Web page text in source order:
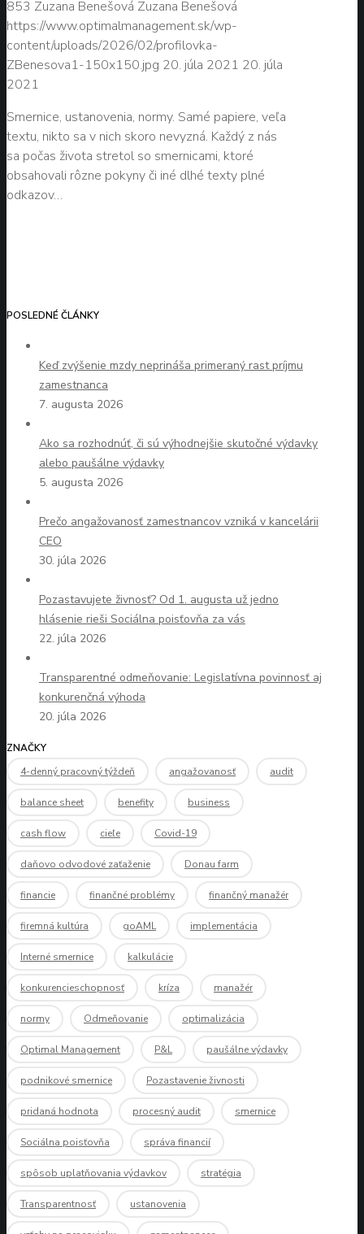
853 Zuzana Benešová Zuzana Benešová
https://www.optimalmanagement.sk/wp-
content/uploads/2026/02/profilovka-
ZBenesova1-150x150.jpg 20. júla 2021 20. júla
2021
Smernice, ustanovenia, normy. Samé papiere, veľa
textu, nikto sa v nich skoro nevyzná. Každý z nás
sa počas života stretol so smernicami, ktoré
obsahovali rôzne pokyny či iné dlhé texty plné
odkazov…
POSLEDNÉ ČLÁNKY
Keď zvýšenie mzdy neprináša primeraný rast príjmu
zamestnanca
7. augusta 2026
Ako sa rozhodnúť, či sú výhodnejšie skutočné výdavky
alebo paušálne výdavky
5. augusta 2026
Prečo angažovanosť zamestnancov vzniká v kancelárii
CEO
30. júla 2026
Pozastavujete živnosť? Od 1. augusta už jedno
hlásenie rieši Sociálna poisťovňa za vás
22. júla 2026
Transparentné odmeňovanie: Legislatívna povinnosť aj
konkurenčná výhoda
20. júla 2026
ZNAČKY
4-denný pracovný týždeň
angažovanosť audit
balance sheet benefity business
cash flow cieľe Covid-19
daňovo odvodové zaťaženie Donau farm
financie finančné problémy finančný manažér
firemná kultúra goAML implementácia
Interné smernice kalkulácie
konkurencieschopnosť kríza manažér
normy Odmeňovanie optimalizácia
Optimal Management P&L paušálne výdavky
podnikové smernice Pozastavenie živnosti
pridaná hodnota procesný audit smernice
Sociálna poisťovňa správa financií
spôsob uplatňovania výdavkov stratégia
Transparentnosť ustanovenia